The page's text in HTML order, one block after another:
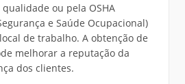
ou pela OSHA
e Saúde Ocupacional)
de trabalho. A obtenção de
melhorar a reputação da
dos clientes.